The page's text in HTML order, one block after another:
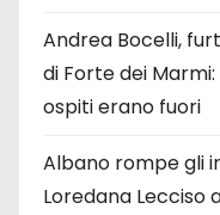
Andrea Bocelli,
di Forte dei
ospiti erano fuori
Albano rompe gli
Loredana Lecciso